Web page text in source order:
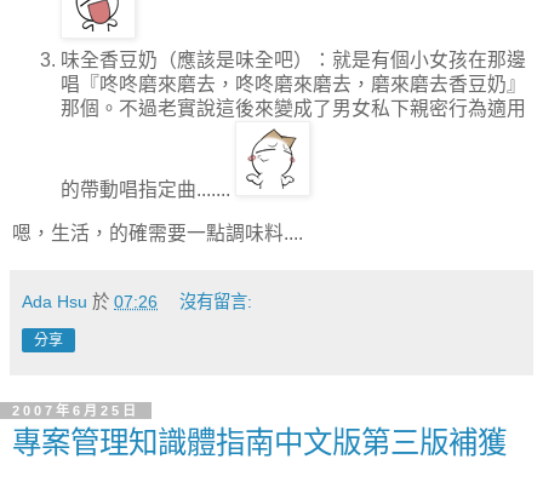
味全香豆奶（應該是味全吧）：就是有個小女孩在那邊
唱『咚咚磨來磨去，咚咚磨來磨去，磨來磨去香豆奶』
那個。不過老實說這後來變成了男女私下親密行為適用
的帶動唱指定曲.......
嗯，生活，的確需要一點調味料....
Ada Hsu 於 07:26 沒有留言:
分享
2007年6月25日
專案管理知識體指南中文版第三版補獲